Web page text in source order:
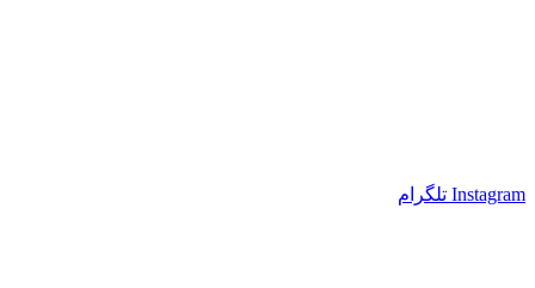
Instagram تلگرام